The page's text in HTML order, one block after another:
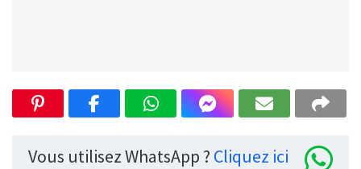
Vous utilisez WhatsApp ? Cliquez ici